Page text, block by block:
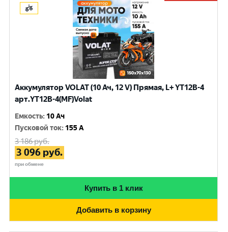
Аккумулятор VOLAT (10 Ач, 12 V) Прямая, L+ YT12B-4
арт.YT12B-4(MF)Volat
Емкость: 10 Ач
Пусковой ток: 155 A
3 186руб.
3 096 руб.
при обмене
Купить в 1 клик
Добавить в корзину